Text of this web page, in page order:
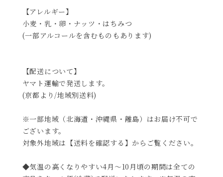
【アレルギー】
小麦・乳・卵・ナッツ・はちみつ
(一部アルコールを含むものもあります)
【配送について】
ヤマト運輸で発送します。
(京都より/地域別送料)
※一部地域（北海道・沖縄県・離島）はお届け不可で
ございます。
対象外地域は【送料を確認する】からご覧ください。
◆気温の高くなりやすい4月～10月頃の期間は全ての